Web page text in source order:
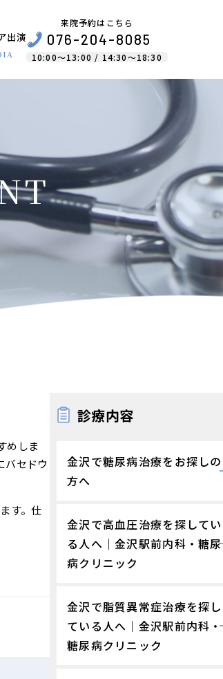
出演
来院予約はこちら
076-204-8085
10:00〜13:00 / 14:30〜18:30
めしま
バセドウ
す。仕
診療内容
金沢で糖尿病治療をお探しの
方へ
金沢で高血圧治療を探してい
る人へ｜金沢駅前内科・糖尿
病クリニック
金沢で脂質異常症治療を探し
ている人へ｜金沢駅前内科・
糖尿病クリニック